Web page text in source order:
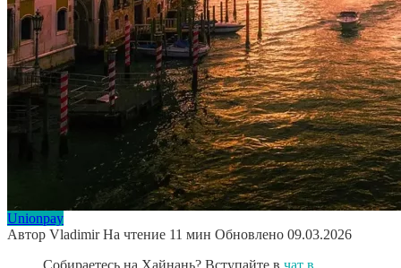
Unionpay
Автор Vladimir На чтение 11 мин Обновлено 09.03.2026
Собираетесь на Хайнань? Вступайте в чат в